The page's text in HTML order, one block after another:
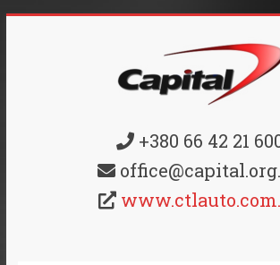
+380 66 42 21